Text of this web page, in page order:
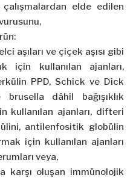
elde edilen
aşıları ve çiçek aşısı gibi
için kullanılan ajanları,
PPD, Schick ve Dick
dâhil bağışıklık
kullanılan ajanları, difteri
antilenfositik globülin
için kullanılan ajanları
veya,
karşı oluşan immünolojik